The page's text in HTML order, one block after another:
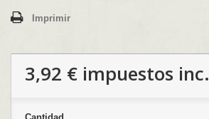
Imprimir
3,92 € impuestos inc.